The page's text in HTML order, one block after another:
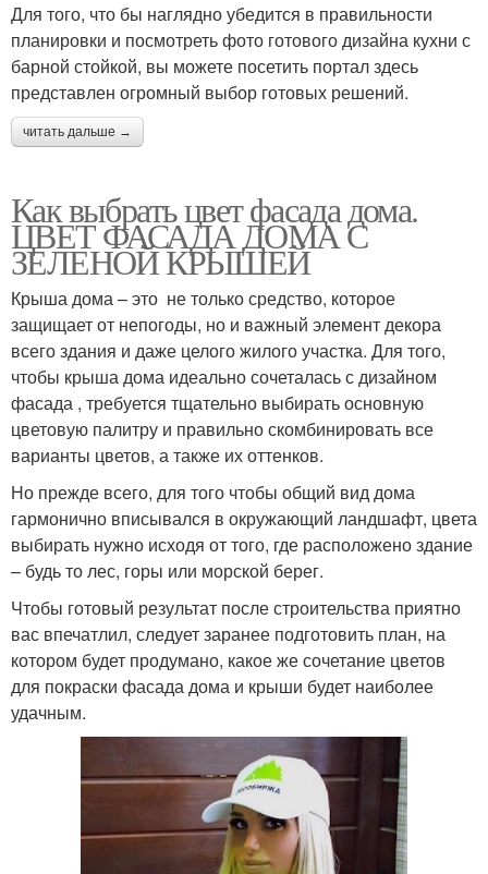
Для того, что бы наглядно убедится в правильности
планировки и посмотреть фото готового дизайна кухни с
барной стойкой, вы можете посетить портал здесь
представлен огромный выбор готовых решений.
читать дальше →
Как выбрать цвет фасада дома.
ЦВЕТ ФАСАДА ДОМА С
ЗЕЛЕНОЙ КРЫШЕЙ
Крыша дома – это не только средство, которое
защищает от непогоды, но и важный элемент декора
всего здания и даже целого жилого участка. Для того,
чтобы крыша дома идеально сочеталась с дизайном
фасада , требуется тщательно выбирать основную
цветовую палитру и правильно скомбинировать все
варианты цветов, а также их оттенков.
Но прежде всего, для того чтобы общий вид дома
гармонично вписывался в окружающий ландшафт, цвета
выбирать нужно исходя от того, где расположено здание
– будь то лес, горы или морской берег.
Чтобы готовый результат после строительства приятно
вас впечатлил, следует заранее подготовить план, на
котором будет продумано, какое же сочетание цветов
для покраски фасада дома и крыши будет наиболее
удачным.